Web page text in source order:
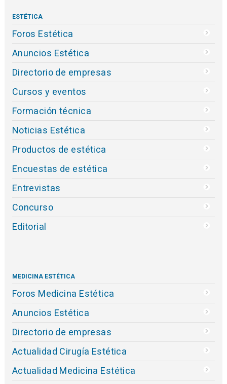
ESTÉTICA
Foros Estética
Anuncios Estética
Directorio de empresas
Cursos y eventos
Formación técnica
Noticias Estética
Productos de estética
Encuestas de estética
Entrevistas
Concurso
Editorial
MEDICINA ESTÉTICA
Foros Medicina Estética
Anuncios Estética
Directorio de empresas
Actualidad Cirugía Estética
Actualidad Medicina Estética